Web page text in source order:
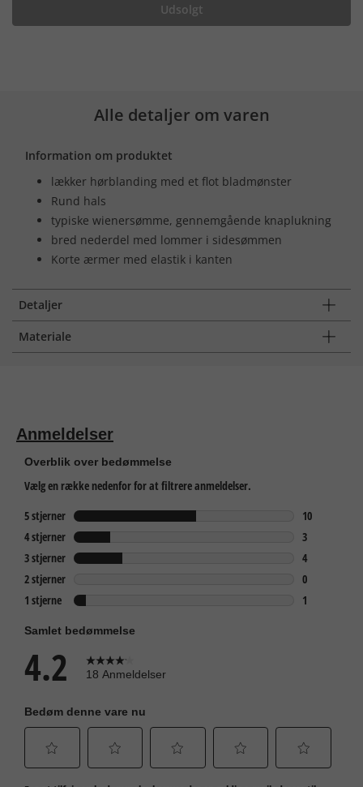
Udsolgt
Alle detaljer om varen
Information om produktet
lækker hørblanding med et flot bladmønster
Rund hals
typiske wienersømme, gennemgående knaplukning
bred nederdel med lommer i sidesømmen
Korte ærmer med elastik i kanten
Detaljer
Materiale